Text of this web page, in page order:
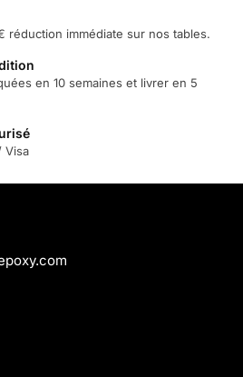
réduction immédiate sur nos tables.
en 10 semaines et livrer en 5
Visa